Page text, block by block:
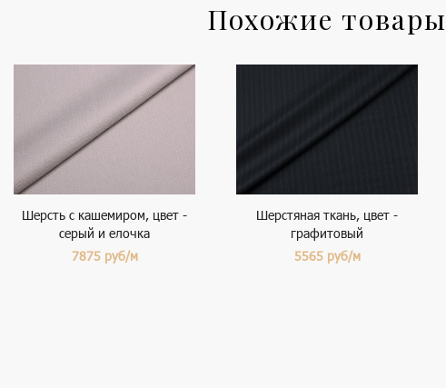
Похожие товары
Шерсть с кашемиром, цвет -
серый и елочка
7875 руб/м
Шерстяная ткань, цвет -
графитовый
5565 руб/м